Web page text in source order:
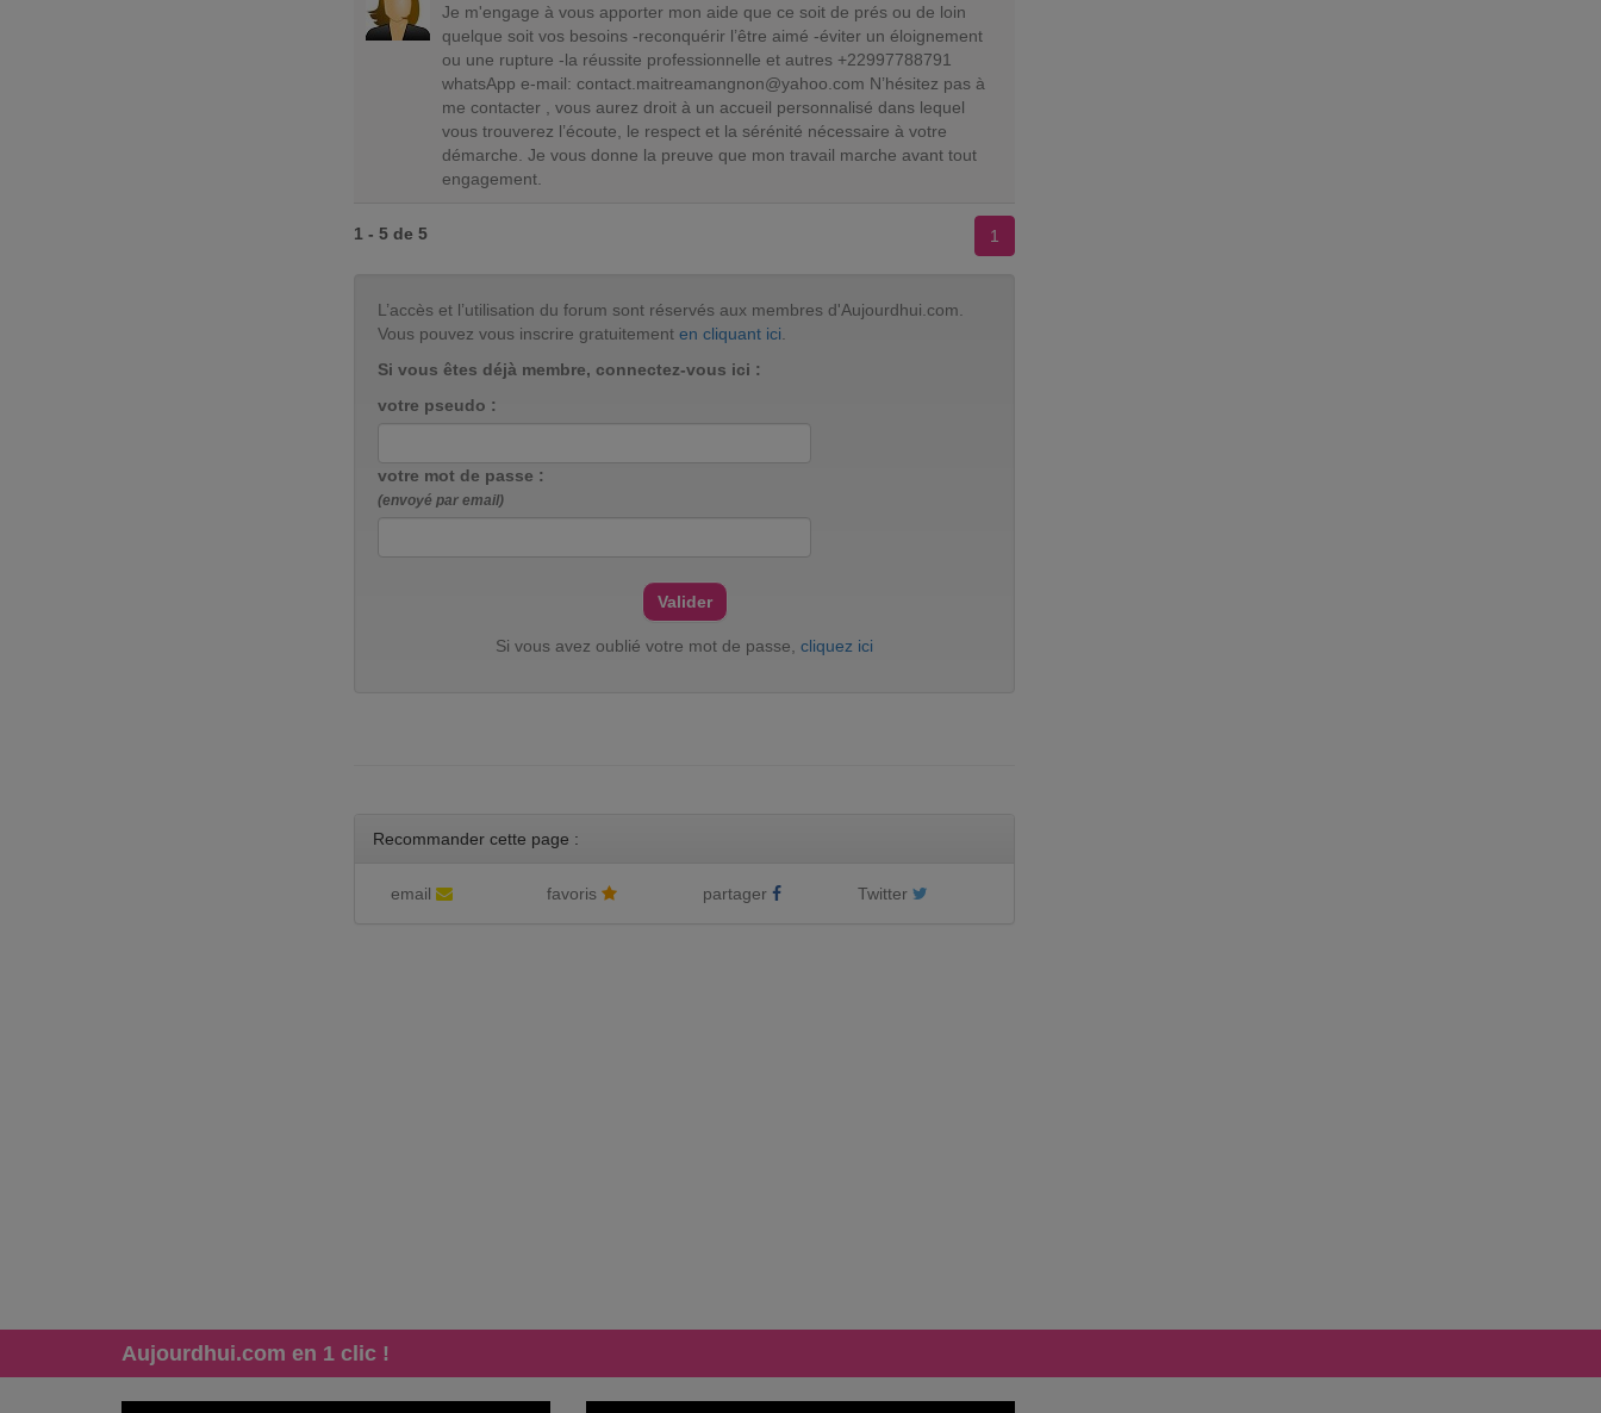
Je m'engage à vous apporter mon aide que ce soit de prés ou de loin
quelque soit vos besoins -reconquérir l’être aimé -éviter un éloignement
ou une rupture -la réussite professionnelle et autres +22997788791
whatsApp e-mail: contact.maitreamangnon@yahoo.com N’hésitez pas à
me contacter , vous aurez droit à un accueil personnalisé dans lequel
vous trouverez l’écoute, le respect et la sérénité nécessaire à votre
démarche. Je vous donne la preuve que mon travail marche avant tout
engagement.
1 - 5 de 5 1
L’accès et l’utilisation du forum sont réservés aux membres d'Aujourdhui.com.
Vous pouvez vous inscrire gratuitement en cliquant ici
Si vous êtes déjà membre, connectez-vous ici :
votre pseudo :
votre mot de passe :
(envoyé par email)
Si vous avez oublié votre mot de passe, cliquez ici
Recommander cette page :
email favoris partager Twitter
Aujourdhui.com en 1 clic !